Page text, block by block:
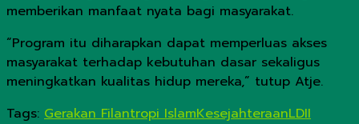
memberikan manfaat nyata bagi masyarakat.
“Program itu diharapkan dapat memperluas akses
masyarakat terhadap kebutuhan dasar sekaligus
meningkatkan kualitas hidup mereka,” tutup Atje.
Tags: Gerakan Filantropi IslamKesejahteraanLDII